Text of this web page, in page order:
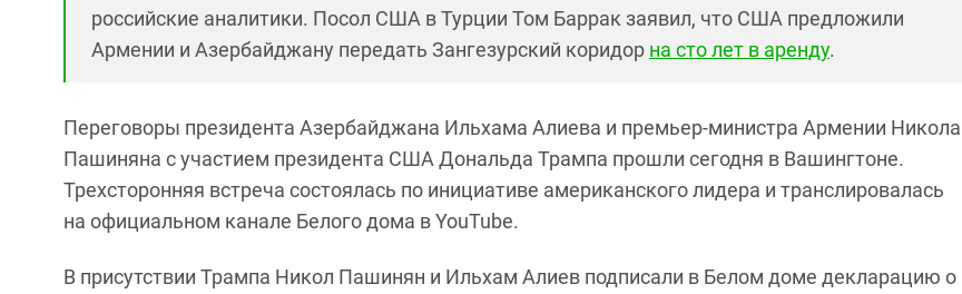
российские аналитики. Посол США в Турции Том Баррак заявил, что США предложили
Армении и Азербайджану передать Зангезурский коридор на сто лет в аренду.
Переговоры президента Азербайджана Ильхама Алиева и премьер-министра Армении Никола
Пашиняна с участием президента США Дональда Трампа прошли сегодня в Вашингтоне.
Трехсторонняя встреча состоялась по инициативе американского лидера и транслировалась
на официальном канале Белого дома в YouTube.
В присутствии Трампа Никол Пашинян и Ильхам Алиев подписали в Белом доме декларацию о